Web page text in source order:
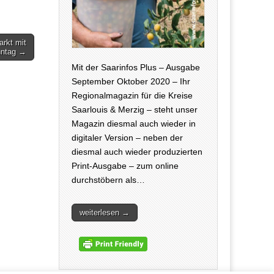
mit
→
Mit der Saarinfos Plus – Ausgabe
September Oktober 2020 – Ihr
Regionalmagazin für die Kreise
Saarlouis & Merzig – steht unser
Magazin diesmal auch wieder in
digitaler Version – neben der
diesmal auch wieder produzierten
Print-Ausgabe – zum online
durchstöbern als…
weiterlesen →